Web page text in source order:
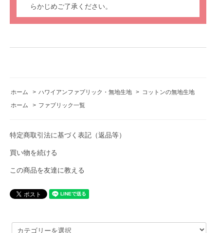
らかじめご了承ください。
ホーム > ハワイアンファブリック・無地生地 > コットンの無地生地
ホーム
> ファブリック一覧
特定商取引法に基づく表記（返品等）
買い物を続ける
この商品を友達に教える